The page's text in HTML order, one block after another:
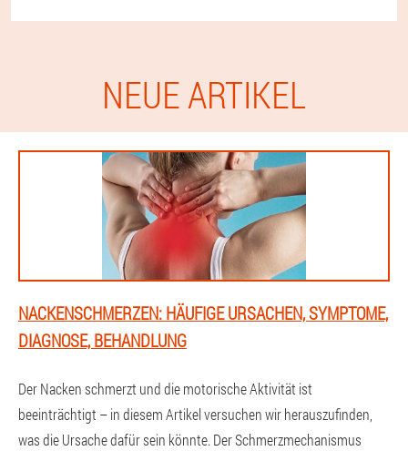
NEUE ARTIKEL
NACKENSCHMERZEN: HÄUFIGE URSACHEN, SYMPTOME,
DIAGNOSE, BEHANDLUNG
Der Nacken schmerzt und die motorische Aktivität ist
beeinträchtigt – in diesem Artikel versuchen wir herauszufinden,
was die Ursache dafür sein könnte. Der Schmerzmechanismus